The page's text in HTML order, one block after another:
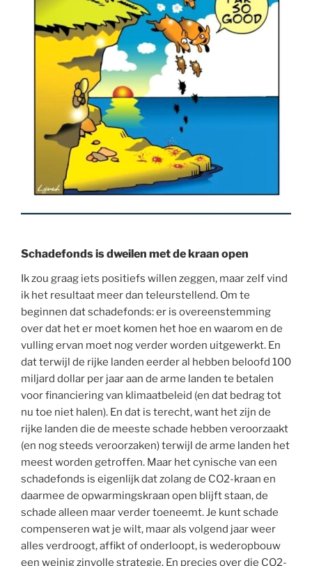
Schadefonds is dweilen met de kraan open
Ik zou graag iets positiefs willen zeggen, maar zelf vind
ik het resultaat meer dan teleurstellend. Om te
beginnen dat schadefonds: er is overeenstemming
over dat het er moet komen het hoe en waarom en de
vulling ervan moet nog verder worden uitgewerkt. En
dat terwijl de rijke landen eerder al hebben beloofd 100
miljard dollar per jaar aan de arme landen te betalen
voor financiering van klimaatbeleid (en dat bedrag tot
nu toe niet halen). En dat is terecht, want het zijn de
rijke landen die de meeste schade hebben veroorzaakt
(en nog steeds veroorzaken) terwijl de arme landen het
meest worden getroffen. Maar het cynische van een
schadefonds is eigenlijk dat zolang de CO2-kraan en
daarmee de opwarmingskraan open blijft staan, de
schade alleen maar verder toeneemt. Je kunt schade
compenseren wat je wilt, maar als volgend jaar weer
alles verdroogt, affikt of onderloopt, is wederopbouw
een weinig zinvolle strategie. En precies over die CO2-